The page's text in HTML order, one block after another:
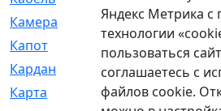
Камера
[4]
Капот
[144]
Кардан
[131]
Карта
[2]
Яндекс Метрика
технологии
пользоваться
соглашаетесь с
файлов cookie.